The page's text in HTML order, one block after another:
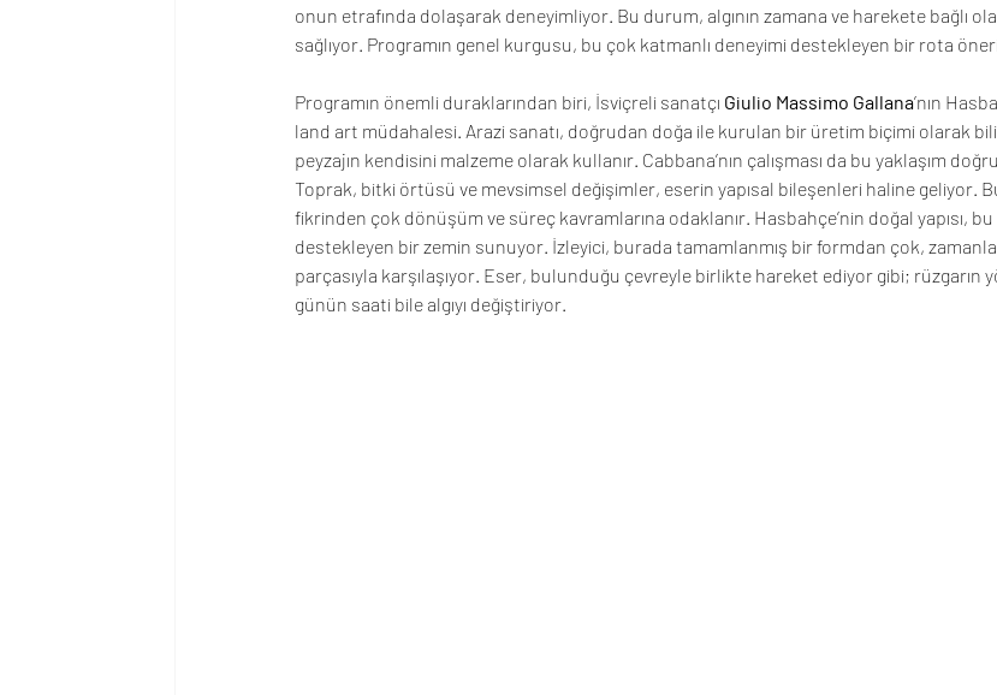
onun etrafında dolaşarak deneyimliyor. Bu durum, algının zamana ve harekete bağlı
sağlıyor. Programın genel kurgusu, bu çok katmanlı deneyimi destekleyen bir rota
Programın önemli duraklarından biri, İsviçreli sanatçı Giulio Massimo Gallana’nın
land art müdahalesi. Arazi sanatı, doğrudan doğa ile kurulan bir üretim biçimi olarak
peyzajın kendisini malzeme olarak kullanır. Cabbana’nın çalışması da bu yaklaşım
Toprak, bitki örtüsü ve mevsimsel değişimler, eserin yapısal bileşenleri haline geliyor.
fikrinden çok dönüşüm ve süreç kavramlarına odaklanır. Hasbahçe’nin doğal yapısı,
destekleyen bir zemin sunuyor. İzleyici, burada tamamlanmış bir formdan çok,
parçasıyla karşılaşıyor. Eser, bulunduğu çevreyle birlikte hareket ediyor gibi; rüzgarın
günün saati bile algıyı değiştiriyor.